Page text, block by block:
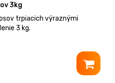
3kg
trpiacich výraznými
3 kg.